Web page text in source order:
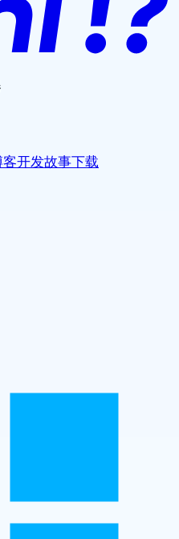
客开发故事下载